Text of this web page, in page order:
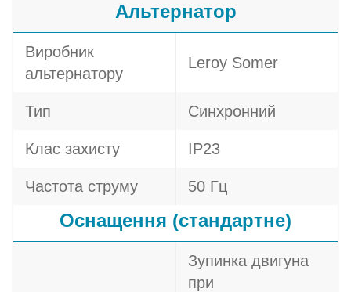
Альтернатор
Виробник
альтернатору
Leroy Somer
Тип Синхронний
Клас захисту IP23
Частота струму 50 Гц
Оснащення (стандартне)
Зупинка двигуна
при